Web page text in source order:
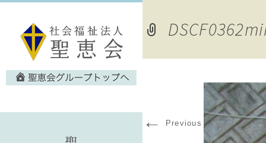
← Previous